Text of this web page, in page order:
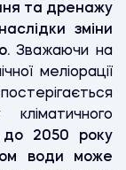
та дренажу
зміни
Зважаючи на
меліорації
до 2050 року
води може